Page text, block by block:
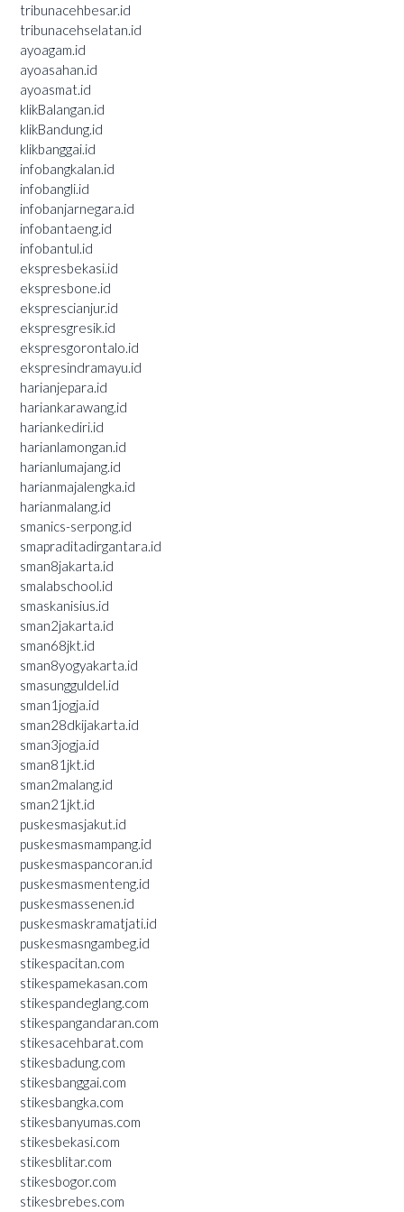
tribunacehbesar.id
tribunacehselatan.id
ayoagam.id
ayoasahan.id
ayoasmat.id
klikBalangan.id
klikBandung.id
klikbanggai.id
infobangkalan.id
infobangli.id
infobanjarnegara.id
infobantaeng.id
infobantul.id
ekspresbekasi.id
ekspresbone.id
eksprescianjur.id
ekspresgresik.id
ekspresgorontalo.id
ekspresindramayu.id
harianjepara.id
hariankarawang.id
hariankediri.id
harianlamongan.id
harianlumajang.id
harianmajalengka.id
harianmalang.id
smanics-serpong.id
smapraditadirgantara.id
sman8jakarta.id
smalabschool.id
smaskanisius.id
sman2jakarta.id
sman68jkt.id
sman8yogyakarta.id
smasungguldel.id
sman1jogja.id
sman28dkijakarta.id
sman3jogja.id
sman81jkt.id
sman2malang.id
sman21jkt.id
puskesmasjakut.id
puskesmasmampang.id
puskesmaspancoran.id
puskesmasmenteng.id
puskesmassenen.id
puskesmaskramatjati.id
puskesmasngambeg.id
stikespacitan.com
stikespamekasan.com
stikespandeglang.com
stikespangandaran.com
stikesacehbarat.com
stikesbadung.com
stikesbanggai.com
stikesbangka.com
stikesbanyumas.com
stikesbekasi.com
stikesblitar.com
stikesbogor.com
stikesbrebes.com